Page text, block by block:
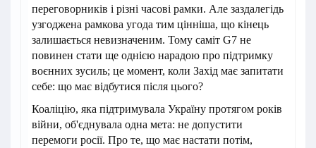
переговорників і різні часові рамки. Але заздалегідь
узгоджена рамкова угода тим цінніша, що кінець
залишається невизначеним. Тому саміт G7 не
повинен стати ще однією нарадою про підтримку
воєнних зусиль; це момент, коли Захід має запитати
себе: що має відбутися після цього?
Коаліцію, яка підтримувала Україну протягом років
війни, об'єднувала одна мета: не допустити
перемоги росії. Про те, що має настати потім,